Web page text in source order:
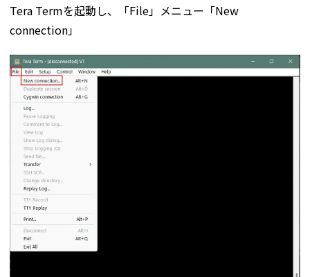
Tera Termを起動し、「File」メニュー「New
connection」